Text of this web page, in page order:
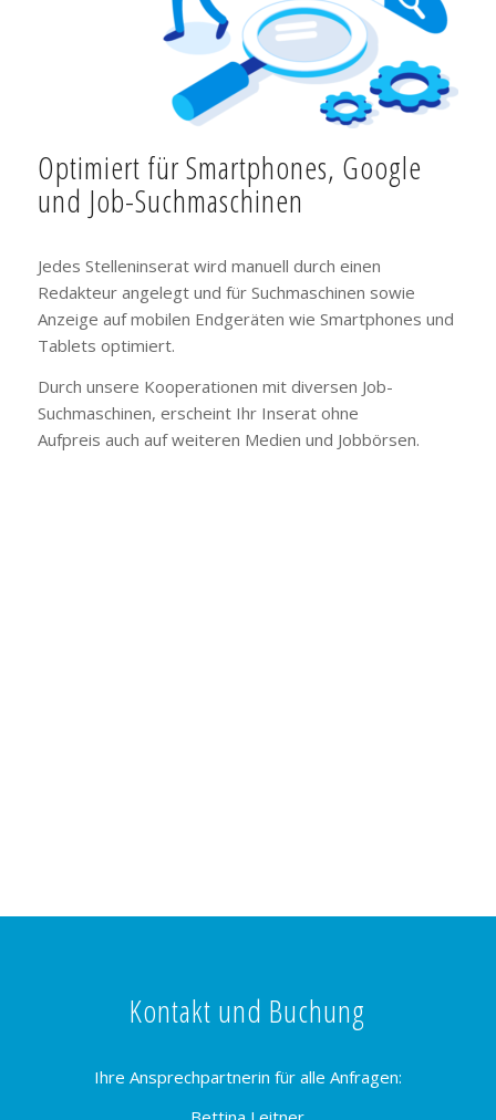
Optimiert für Smartphones, Google
und Job-Suchmaschinen
Jedes Stelleninserat wird manuell durch einen
Redakteur angelegt und für Suchmaschinen sowie
Anzeige auf mobilen Endgeräten wie Smartphones und
Tablets optimiert.
Durch unsere Kooperationen mit diversen Job-
Suchmaschinen, erscheint Ihr Inserat ohne
Aufpreis auch auf weiteren Medien und Jobbörsen.
Kontakt und Buchung
Ihre Ansprechpartnerin für alle Anfragen: